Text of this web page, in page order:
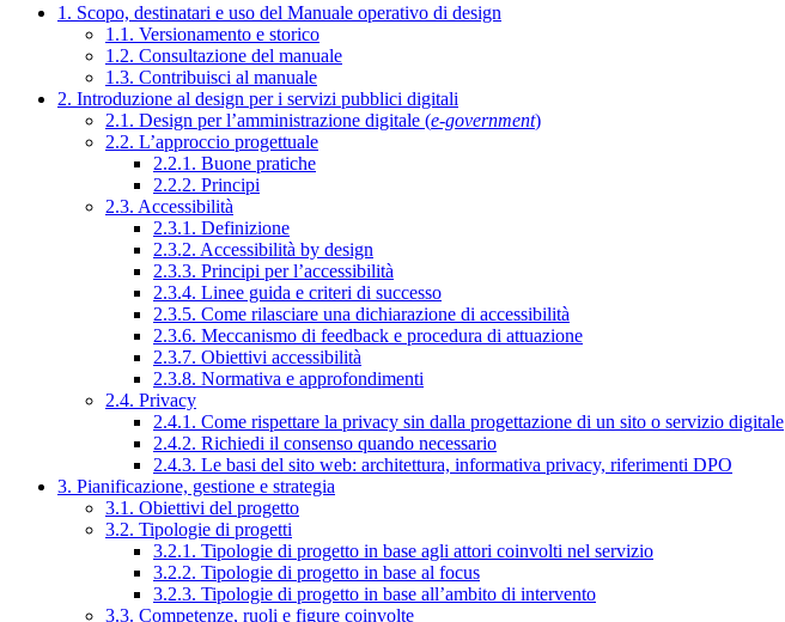
1. Scopo, destinatari e uso del Manuale operativo di design
1.1. Versionamento e storico
1.2. Consultazione del manuale
1.3. Contribuisci al manuale
2. Introduzione al design per i servizi pubblici digitali
2.1. Design per l’amministrazione digitale (e-government)
2.2. L’approccio progettuale
2.2.1. Buone pratiche
2.2.2. Principi
2.3. Accessibilità
2.3.1. Definizione
2.3.2. Accessibilità by design
2.3.3. Principi per l’accessibilità
2.3.4. Linee guida e criteri di successo
2.3.5. Come rilasciare una dichiarazione di accessibilità
2.3.6. Meccanismo di feedback e procedura di attuazione
2.3.7. Obiettivi accessibilità
2.3.8. Normativa e approfondimenti
2.4. Privacy
2.4.1. Come rispettare la privacy sin dalla progettazione di un sito o servizio digitale
2.4.2. Richiedi il consenso quando necessario
2.4.3. Le basi del sito web: architettura, informativa privacy, riferimenti DPO
3. Pianificazione, gestione e strategia
3.1. Obiettivi del progetto
3.2. Tipologie di progetti
3.2.1. Tipologie di progetto in base agli attori coinvolti nel servizio
3.2.2. Tipologie di progetto in base al focus
3.2.3. Tipologie di progetto in base all’ambito di intervento
3.3. Competenze, ruoli e figure coinvolte